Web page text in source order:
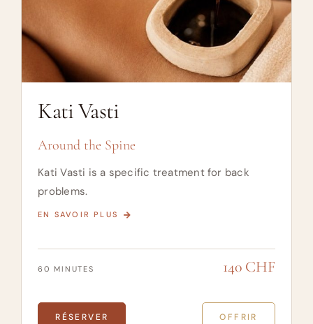
Kati Vasti
Around the Spine
Kati Vasti is a specific treatment for back
problems.
EN SAVOIR PLUS
60 MINUTES 140 CHF
RÉSERVER OFFRIR